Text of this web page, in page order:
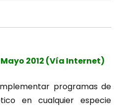
Mayo 2012 (Vía Internet)
programas de
en cualquier especie